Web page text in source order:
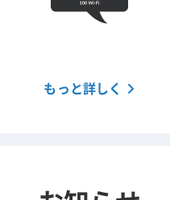
もっと詳しく